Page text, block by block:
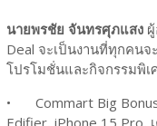
นายพรชัย จันทรศุภแสงผู้
Deal จะเป็นงานที่ทุกคน
โปรโมชั่นและกิจกรรมพิ
•
Commart Big
Edifier, iPhone 15 Pro,